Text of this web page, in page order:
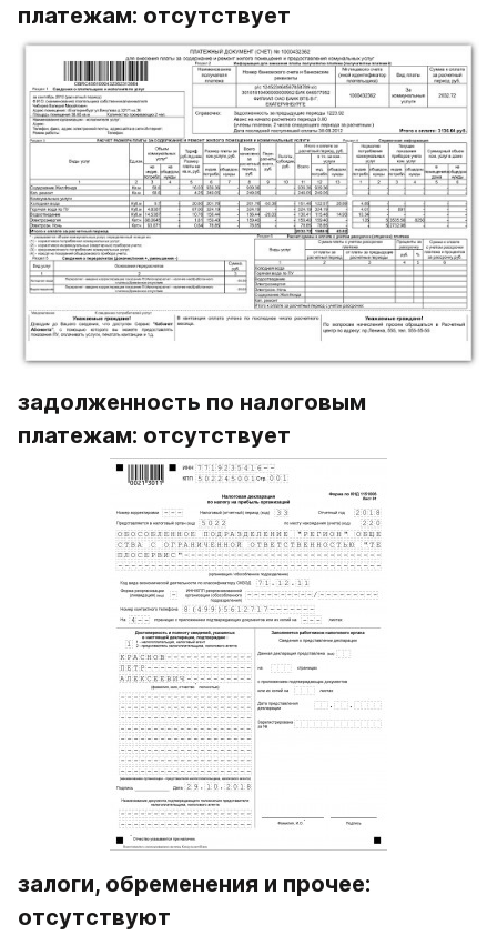
платежам: отсутствует
задолженность по налоговым
платежам: отсутствует
залоги, обременения и прочее:
отсутствуют